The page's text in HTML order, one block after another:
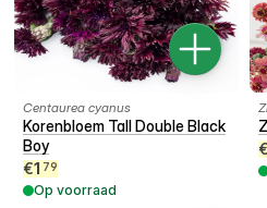
Centaurea cyanus
Korenbloem Tall Double Black
Boy
€1 79
Op voorraad
€